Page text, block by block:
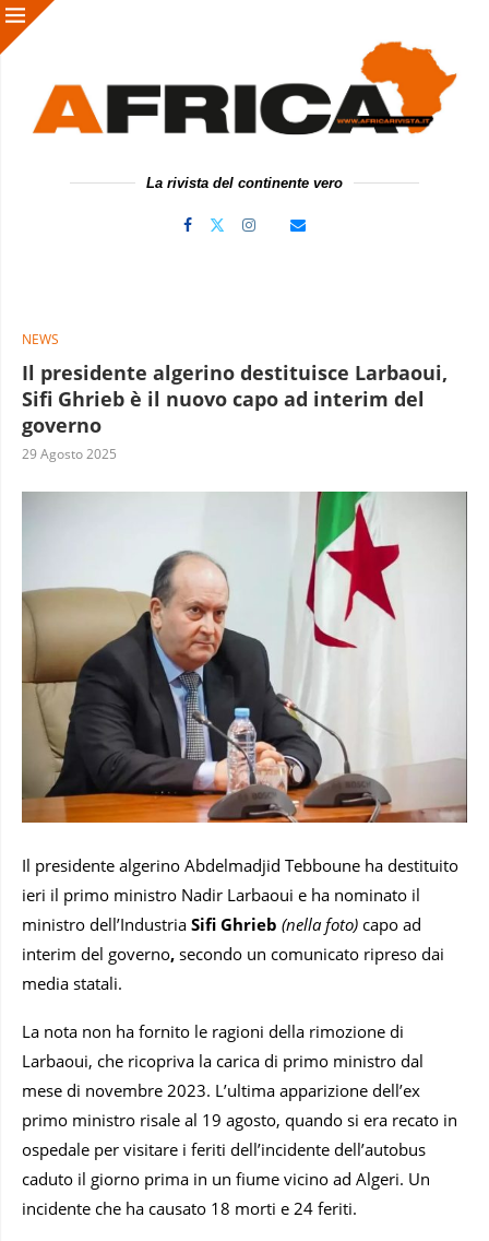
La rivista del continente vero
NEWS
Il presidente algerino destituisce Larbaoui,
Sifi Ghrieb è il nuovo capo ad interim del
governo
29 Agosto 2025
Il presidente algerino Abdelmadjid Tebboune ha destituito
ieri il primo ministro Nadir Larbaoui e ha nominato il
ministro dell’Industria Sifi Ghrieb (nella foto) capo ad
interim del governo, secondo un comunicato ripreso dai
media statali.
La nota non ha fornito le ragioni della rimozione di
Larbaoui, che ricopriva la carica di primo ministro dal
mese di novembre 2023. L’ultima apparizione dell’ex
primo ministro risale al 19 agosto, quando si era recato in
ospedale per visitare i feriti dell’incidente dell’autobus
caduto il giorno prima in un fiume vicino ad Algeri. Un
incidente che ha causato 18 morti e 24 feriti.